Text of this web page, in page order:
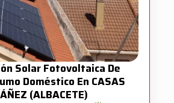
Solar Fotovoltaica De
Doméstico En CASAS
(ALBACETE)